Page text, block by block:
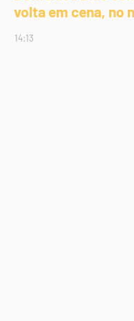
volta em cena, no
14:13